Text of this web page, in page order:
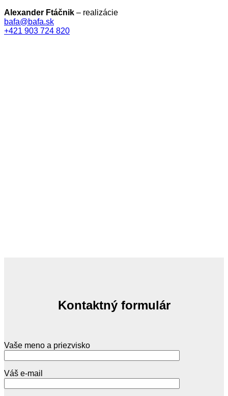
Alexander Ftáčnik – realizácie
bafa@bafa.sk
+421 903 724 820
Kontaktný formulár
Vaše meno a priezvisko
Váš e-mail